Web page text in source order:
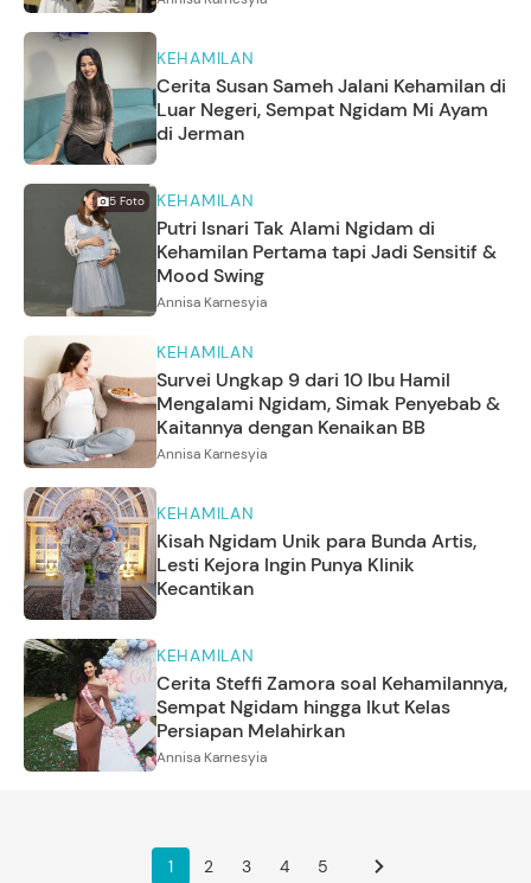
KEHAMILAN
Cerita Susan Sameh Jalani Kehamilan di
Luar Negeri, Sempat Ngidam Mi Ayam
di Jerman
5 Foto KEHAMILAN
Putri Isnari Tak Alami Ngidam di
Kehamilan Pertama tapi Jadi Sensitif &
Mood Swing
Annisa Karnesyia
KEHAMILAN
Survei Ungkap 9 dari 10 Ibu Hamil
Mengalami Ngidam, Simak Penyebab &
Kaitannya dengan Kenaikan BB
Annisa Karnesyia
KEHAMILAN
Kisah Ngidam Unik para Bunda Artis,
Lesti Kejora Ingin Punya Klinik
Kecantikan
KEHAMILAN
Cerita Steffi Zamora soal Kehamilannya,
Sempat Ngidam hingga Ikut Kelas
Persiapan Melahirkan
Annisa Karnesyia
1 2 3 4 5